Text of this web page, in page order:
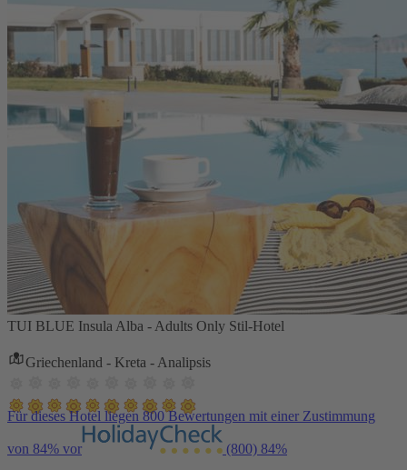
TUI BLUE Insula Alba - Adults Only Stil-Hotel
Griechenland - Kreta - Analipsis
Für dieses Hotel liegen 800 Bewertungen mit einer Zustimmung
von 84% vor (800) 84%